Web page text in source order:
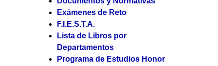
Exámenes de Reto
F.I.E.S.T.A.
Lista de Libros por
Departamentos
Programa de Estudios Honor